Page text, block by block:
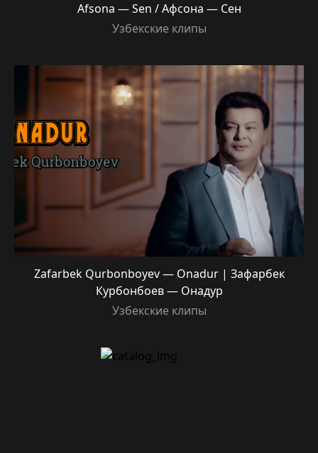
Afsona — Sen / Афсона — Сен
Узбекские клипы
Zafarbek Qurbonboyev — Onadur | Зафарбек
Курбонбоев — Онадур
Узбекские клипы